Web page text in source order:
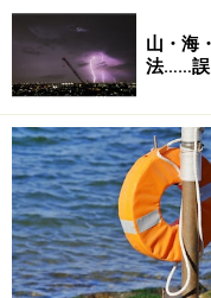
また３月～４月頃の
きやすくなります。
なりますが、規模の
これらのことは山ス
山・海
法……誤